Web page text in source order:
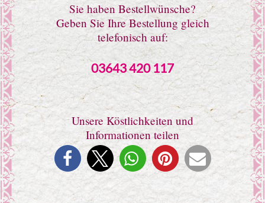
Sie haben Bestellwünsche?
Geben Sie Ihre Bestellung gleich
telefonisch auf:
03643 420 117
Unsere Köstlichkeiten und
Informationen teilen